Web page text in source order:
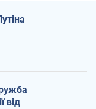
від